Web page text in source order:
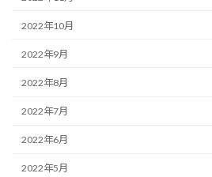
2022年10月
2022年9月
2022年8月
2022年7月
2022年6月
2022年5月